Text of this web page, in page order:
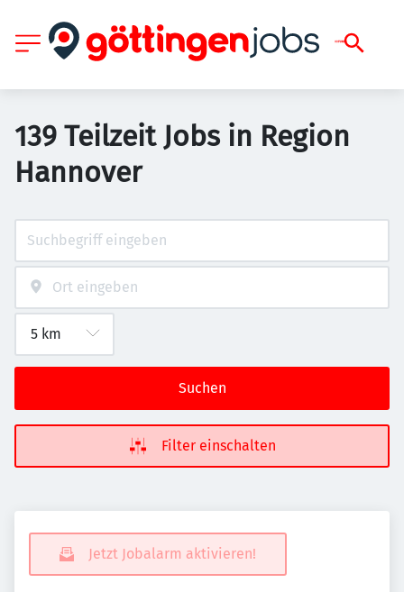
139 Teilzeit Jobs in Region
Hannover
Suchen
Filter einschalten
Jetzt Jobalarm aktivieren!